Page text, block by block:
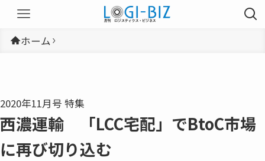
ホーム
2020年11月号 特集
西濃運輸 「LCC宅配」でBtoC市場
に再び切り込む